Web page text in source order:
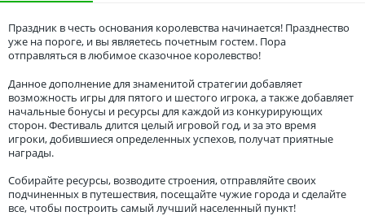
Праздник в честь основания королевства начинается! Празднество
уже на пороге, и вы являетесь почетным гостем. Пора
отправляться в любимое сказочное королевство!
Данное дополнение для знаменитой стратегии добавляет
возможность игры для пятого и шестого игрока, а также добавляет
начальные бонусы и ресурсы для каждой из конкурирующих
сторон. Фестиваль длится целый игровой год, и за это время
игроки, добившиеся определенных успехов, получат приятные
награды.
Собирайте ресурсы, возводите строения, отправляйте своих
подчиненных в путешествия, посещайте чужие города и сделайте
все, чтобы построить самый лучший населенный пункт!